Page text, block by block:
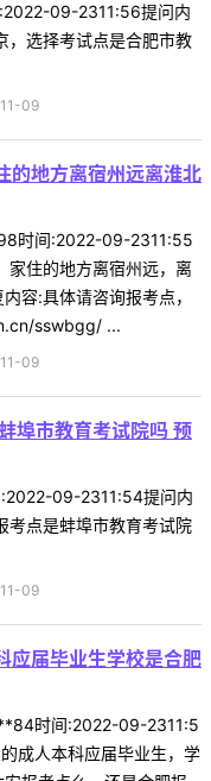
09-2311:56提问内
，选择考试点是合肥市教
09
的地方离宿州远离淮北
时间:2022-09-2311:55
家住的地方离宿州远，离
容:具体请咨询报考点，
sswbgg/ ...
09
埠市教育考试院吗 预
09-2311:54提问内
考点是蚌埠市教育考试院
09
应届毕业生学校是合肥
时间:2022-09-2311:5
成人本科应届毕业生，学